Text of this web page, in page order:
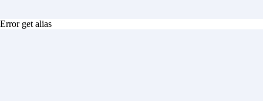
Error get alias